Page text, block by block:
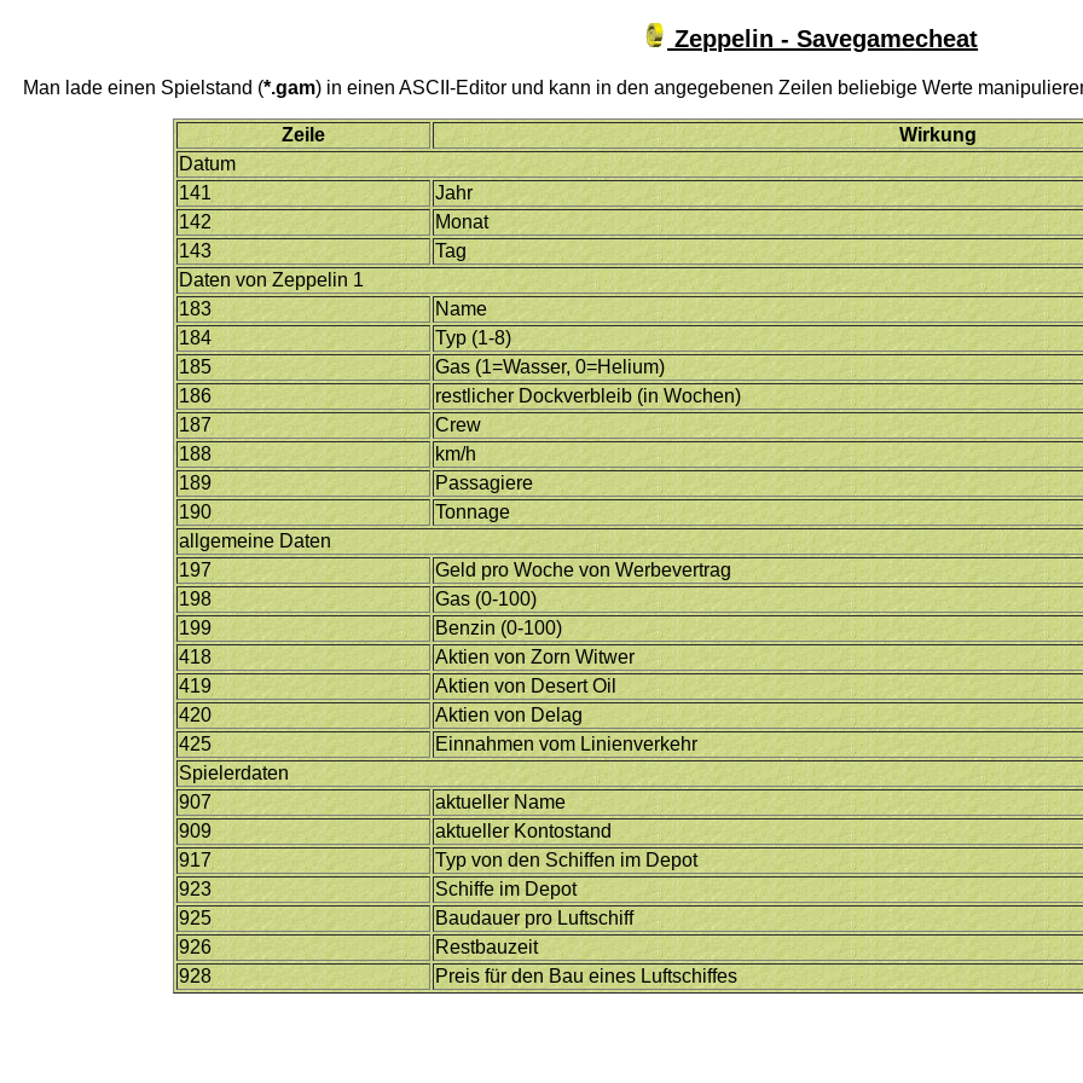
Zeppelin - Savegamecheat
Man lade einen Spielstand (*.gam) in einen ASCII-Editor und kann in den angegebenen Zeilen beliebige Werte
Zeile
Wirkung
Datum
141
Jahr
142
Monat
143
Tag
Daten von Zeppelin 1
183
Name
184
Typ (1-8)
185
Gas (1=Wasser, 0=Helium)
186
restlicher Dockverbleib (in Wochen)
187
Crew
188
km/h
189
Passagiere
190
Tonnage
allgemeine Daten
197
Geld pro Woche von Werbevertrag
198
Gas (0-100)
199
Benzin (0-100)
418
Aktien von Zorn Witwer
419
Aktien von Desert Oil
420
Aktien von Delag
425
Einnahmen vom Linienverkehr
Spielerdaten
907
aktueller Name
909
aktueller Kontostand
917
Typ von den Schiffen im Depot
923
Schiffe im Depot
925
Baudauer pro Luftschiff
926
Restbauzeit
928
Preis für den Bau eines Luftschiffes